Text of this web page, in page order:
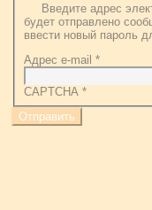
Введите адрес
будет отправлено
ввести новый пароль
Адрес e-mail *
CAPTCHA *
Отправить